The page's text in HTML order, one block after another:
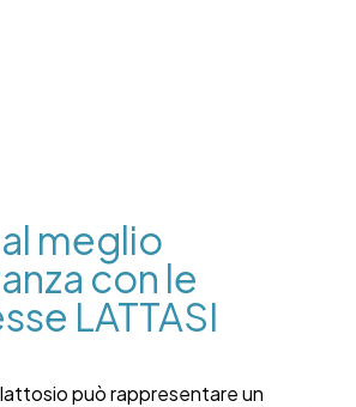
meglio
con le
LATTASI
lattosio può rappresentare un